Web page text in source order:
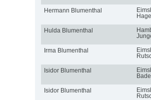
Hermann Blumenthal
Hulda Blumenthal
Irma Blumenthal
Isidor Blumenthal
Isidor Blumenthal